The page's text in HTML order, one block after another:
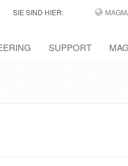
SIE SIND HIER:
SUPPORT